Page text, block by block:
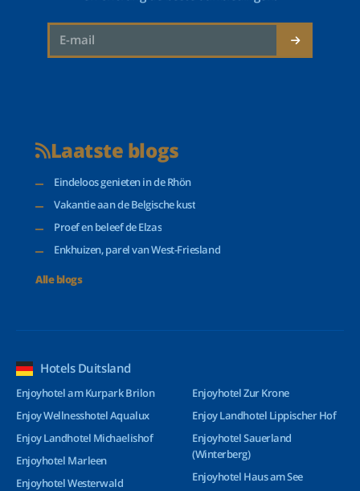
Laatste blogs
Eindeloos genieten in de Rhön
Vakantie aan de Belgische kust
Proef en beleef de Elzas
Enkhuizen, parel van West-Friesland
Alle blogs
Hotels Duitsland
Enjoyhotel am Kurpark Brilon
Enjoy Wellnesshotel Aqualux
Enjoy Landhotel Michaelishof
Enjoyhotel Marleen
Enjoyhotel Westerwald
Enjoyhotel Zur Krone
Enjoy Landhotel Lippischer Hof
Enjoyhotel Sauerland
(Winterberg)
Enjoyhotel Haus am See